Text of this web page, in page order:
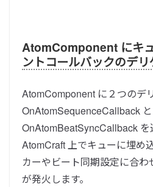
AtomComponent にキ
ントコールバックのデ
AtomComponent に２つのデ
OnAtomSequenceCallback と
OnAtomBeatSyncCallback を
AtomCraft 上でキューに埋め
カーやビート同期設定に合わ
が発火します。